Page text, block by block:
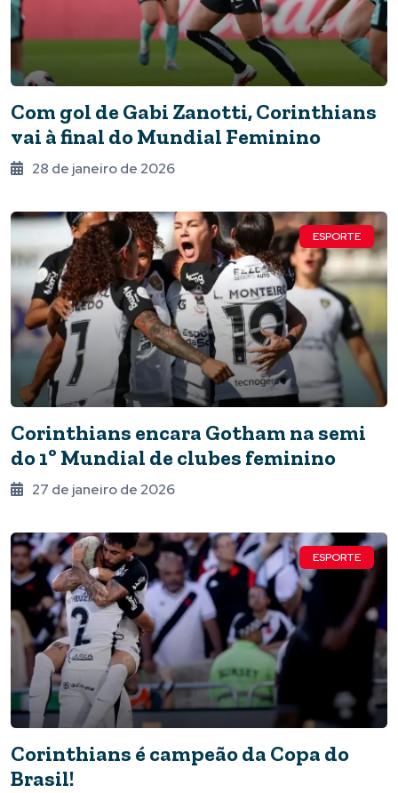
Com gol de Gabi Zanotti, Corinthians
vai à final do Mundial Feminino
28 de janeiro de 2026
ESPORTE
Corinthians encara Gotham na semi
do 1º Mundial de clubes feminino
27 de janeiro de 2026
ESPORTE
Corinthians é campeão da Copa do
Brasil!